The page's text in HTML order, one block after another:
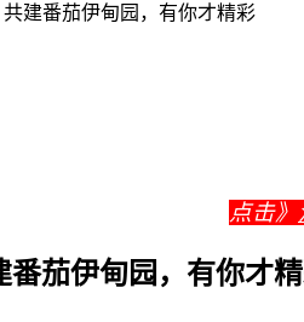
共建番茄伊甸园，有你才精彩
点击》
番茄伊甸园，有你才